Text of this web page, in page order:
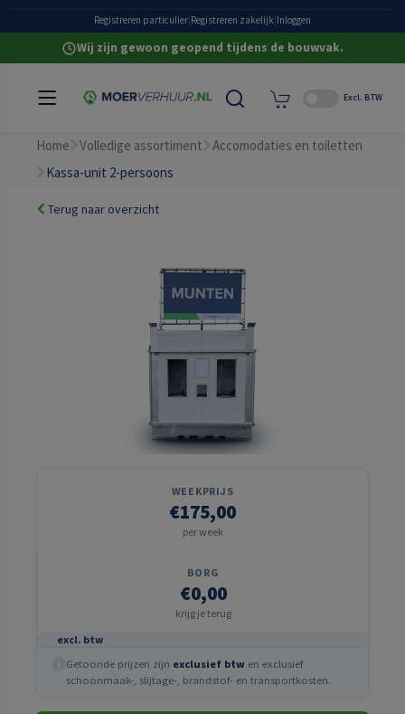
Grote eigen voorraadRegistreren particulier Registreren zakelijk Inloggen
Wij zijn gewoon geopend tijdens de bouwvak.
Excl. BTW
Home Volledige assortiment
Accomodaties en toiletten
Kassa-unit 2-persoons
Terug naar overzicht
WEEKPRIJS
€175,00
per week
BORG
€0,00
krijg je terug
excl. btw
Getoonde prijzen zijn exclusief btw en exclusief
schoonmaak-, slijtage-, brandstof- en transportkosten.